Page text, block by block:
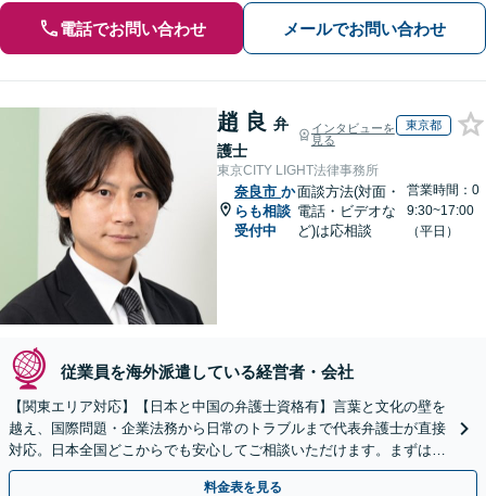
電話でお問い合わせ メールでお問い合わせ
趙 良 弁
護士
インタビューを
見る
東京都
東京CITY LIGHT法律事務所
奈良市 か
らも相談
受付中
面談方法(対面・
電話・ビデオな
ど)は応相談
営業時間：0
9:30~17:00
（平日）
従業員を海外派遣している経営者・会社
【関東エリア対応】【日本と中国の弁護士資格有】言葉と文化の壁を
越え、国際問題・企業法務から日常のトラブルまで代表弁護士が直接
対応。日本全国どこからでも安心してご相談いただけます。まずは一
歩を踏み出してみませんか。【初回相談無料】
料金表を見る